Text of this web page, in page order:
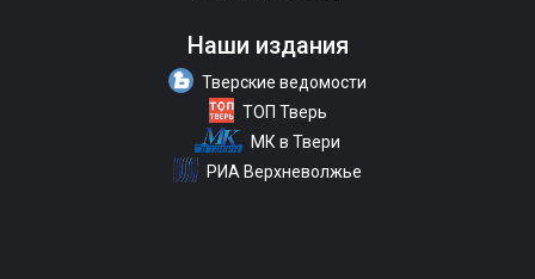
Наши издания
Тверские ведомости
ТОП Тверь
МК в Твери
РИА Верхневолжье